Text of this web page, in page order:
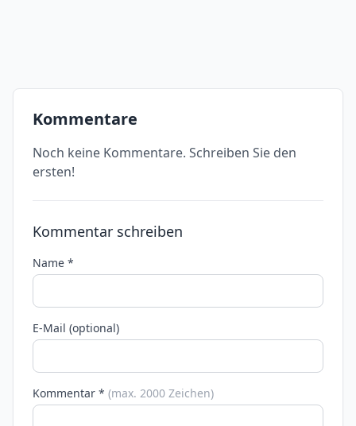
Kommentare
Noch keine Kommentare. Schreiben Sie den
ersten!
Kommentar schreiben
Name *
E-Mail (optional)
Kommentar * (max. 2000 Zeichen)